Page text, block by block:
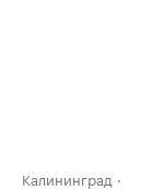
Калининград